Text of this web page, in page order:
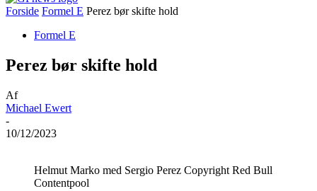
Forside Formel E Perez bør skifte hold
Formel E
Perez bør skifte hold
Af
Michael Ewert
-
10/12/2023
Helmut Marko med Sergio Perez Copyright Red Bull
Contentpool